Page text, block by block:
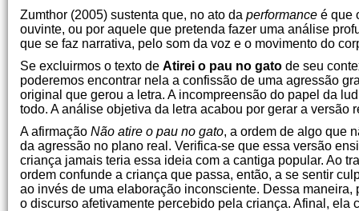
Zumthor (2005) sustenta que, no ato da performance é que
ouvinte, ou por aquele que pretenda fazer uma análise
que se faz narrativa, pelo som da voz e o movimento do
Se excluirmos o texto de Atirei o pau no gato de seu
poderemos encontrar nela a confissão de uma agressão
original que gerou a letra. A incompreensão do papel da
todo. A análise objetiva da letra acabou por gerar a
A afirmação Não atire o pau no gato, a ordem de algo que
da agressão no plano real. Verifica-se que essa versão
criança jamais teria essa ideia com a cantiga popular. Ao
ordem confunde a criança que passa, então, a se sentir
ao invés de uma elaboração inconsciente. Dessa
o discurso afetivamente percebido pela criança. Afinal,